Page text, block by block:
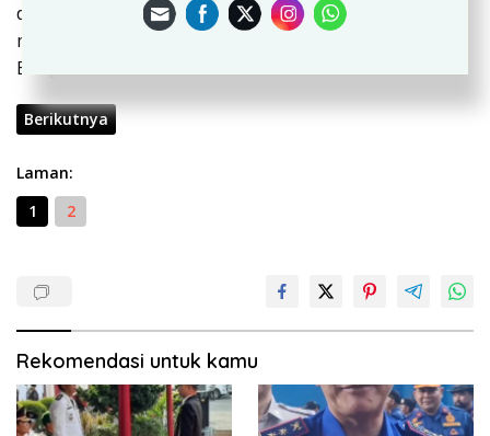
dengan program-programnya. Seperti saat ini,
memberikan bantuan operasional bagi ponpes.” Ujar
Bang Eka.
Berikutnya
Laman:
1
2
Rekomendasi untuk kamu